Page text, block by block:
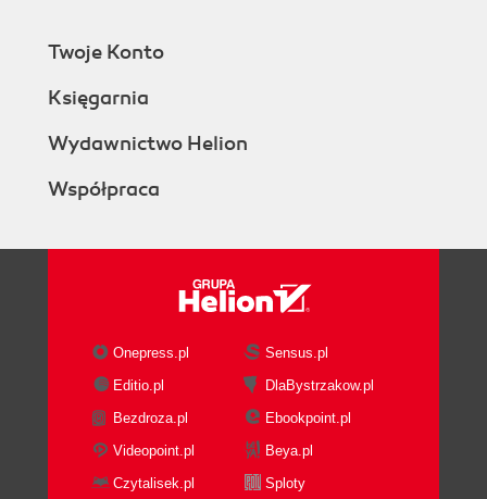
Twoje Konto
Księgarnia
Wydawnictwo Helion
Współpraca
Onepress.pl
Sensus.pl
Editio.pl
DlaBystrzakow.pl
Bezdroza.pl
Ebookpoint.pl
Videopoint.pl
Beya.pl
Czytalisek.pl
Sploty